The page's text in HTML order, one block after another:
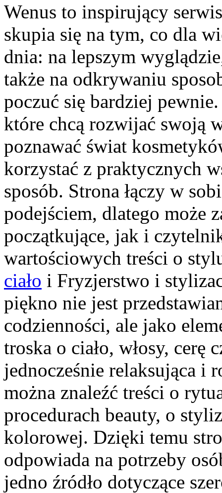
Wenus to inspirujący
skupia się na tym, co dla
dnia: na lepszym
także na odkrywaniu
poczuć się bardziej
które chcą rozwijać swoją
poznawać świat
korzystać z praktycznych
sposób. Strona łączy w
podejściem, dlatego może
początkujące, jak i
wartościowych treści o
ciało i Fryzjerstwo i
piękno nie jest
codzienności, ale jako
troska o ciało, włosy, cerę
jednocześnie relaksująca i
można znaleźć treści o
procedurach beauty, o
kolorowej. Dzięki temu
odpowiada na potrzeby
jedno źródło dotyczące